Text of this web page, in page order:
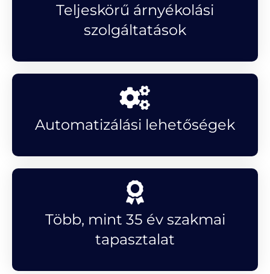
Teljeskörű árnyékolási
szolgáltatások
Automatizálási lehetőségek
Több, mint 35 év szakmai
tapasztalat